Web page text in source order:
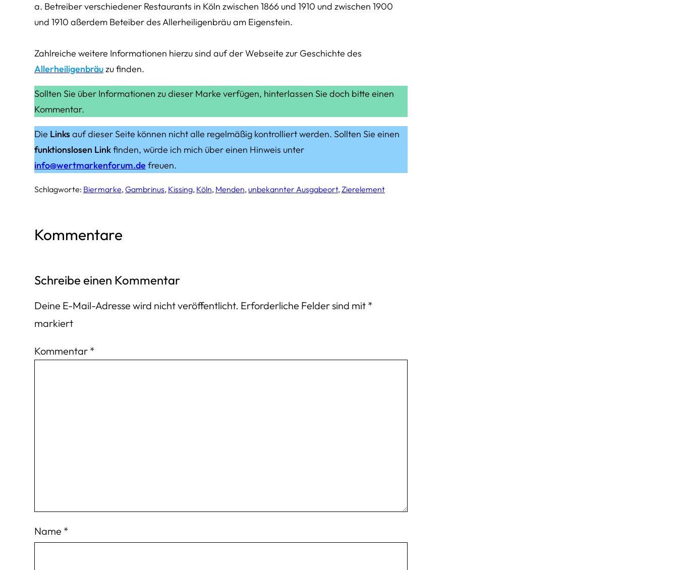
a. Betreiber verschiedener Restaurants in Köln zwischen 1866 und 1910 und zwischen 1900
und 1910 aßerdem Beteiber des Allerheiligenbräu am Eigenstein.
Zahlreiche weitere Informationen hierzu sind auf der Webseite zur Geschichte des
Allerheiligenbräuzu finden.
Sollten Sie über Informationen zu dieser Marke verfügen, hinterlassen Sie doch bitte einen
Kommentar.
Die Linksauf dieser Seite können nicht alle regelmäßig kontrolliert werden. Sollten Sie einen
funktionslosen Linkfinden, würde ich mich über einen Hinweis unter
info@wertmarkenforum.de freuen.
Schlagworte: Biermarke, Gambrinus, Kissing, Köln, Menden, unbekannter Ausgabeort, Zierelement
Kommentare
Schreibe einen Kommentar
Deine E-Mail-Adresse wird nicht veröffentlicht. Erforderliche Felder sind mit *
markiert
Kommentar *
Name *